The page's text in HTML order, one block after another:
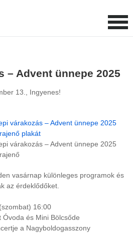
– Advent ünnepe 2025
13., Ingyenes!
vasárnap különleges programok és
az érdeklődőket.
16:00
és Mini Bölcsőde
a Nagyboldogasszony